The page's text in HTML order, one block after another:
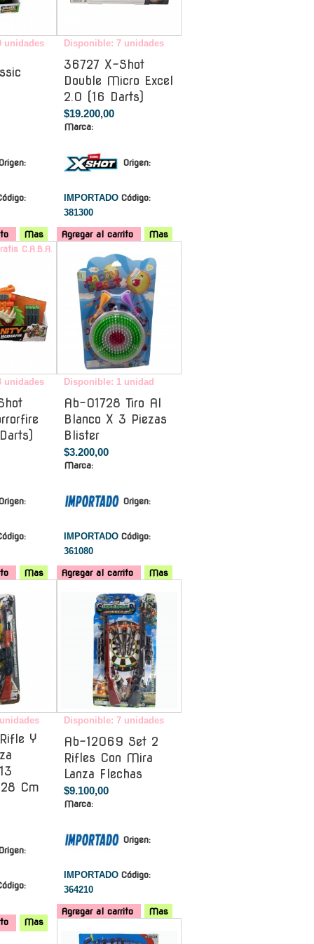
unidades
Mas
Disponible: 7 unidades
36727 X-Shot
Double Micro Excel
2.0 (16 Darts)
$19.200,00
Marca:
Origen:
IMPORTADO Código:
381300
Agregar al carrito
Mas
C.A.B.A.
unidades
Mas
Disponible: 1 unidad
Ab-01728 Tiro Al
Blanco X 3 Piezas
Blister
$3.200,00
Marca:
Origen:
IMPORTADO Código:
361080
Agregar al carrito
Mas
Y
Cm
Mas
Disponible: 7 unidades
Ab-12069 Set 2
Rifles Con Mira
Lanza Flechas
$9.100,00
Marca:
Origen:
IMPORTADO Código:
364210
Agregar al carrito
Mas